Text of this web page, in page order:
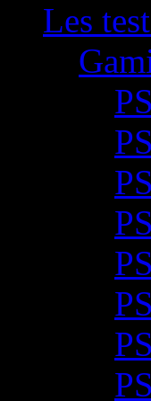
Les